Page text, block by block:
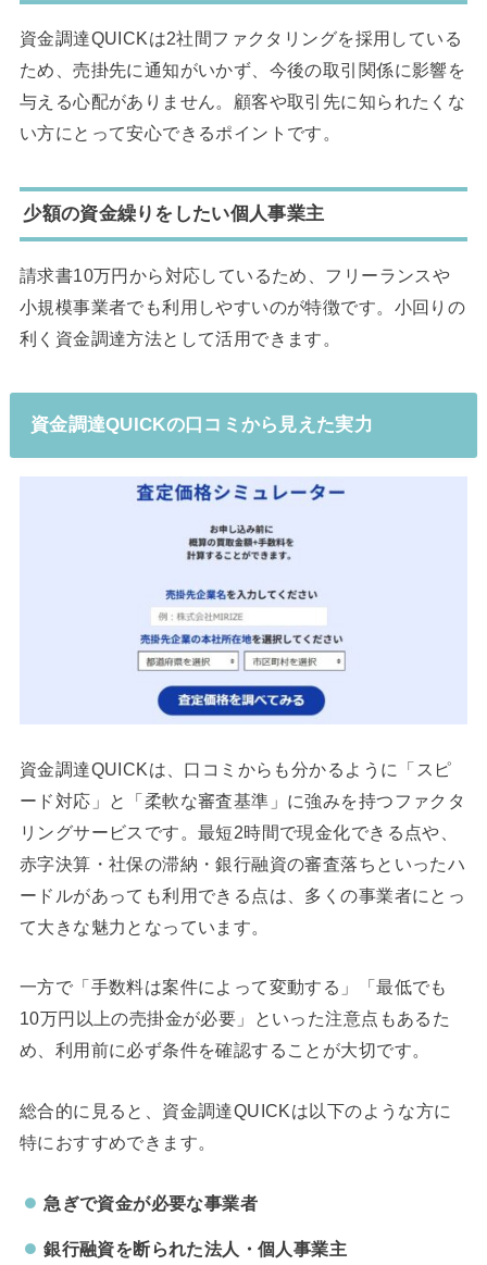
資金調達QUICKは2社間ファクタリングを採用している
ため、売掛先に通知がいかず、今後の取引関係に影響を
与える心配がありません。顧客や取引先に知られたくな
い方にとって安心できるポイントです。
少額の資金繰りをしたい個人事業主
請求書10万円から対応しているため、フリーランスや
小規模事業者でも利用しやすいのが特徴です。小回りの
利く資金調達方法として活用できます。
資金調達QUICKの口コミから見えた実力
資金調達QUICKは、口コミからも分かるように「スピ
ード対応」と「柔軟な審査基準」に強みを持つファクタ
リングサービスです。最短2時間で現金化できる点や、
赤字決算・社保の滞納・銀行融資の審査落ちといったハ
ードルがあっても利用できる点は、多くの事業者にとっ
て大きな魅力となっています。
一方で「手数料は案件によって変動する」「最低でも
10万円以上の売掛金が必要」といった注意点もあるた
め、利用前に必ず条件を確認することが大切です。
総合的に見ると、資金調達QUICKは以下のような方に
特におすすめできます。
急ぎで資金が必要な事業者
銀行融資を断られた法人・個人事業主